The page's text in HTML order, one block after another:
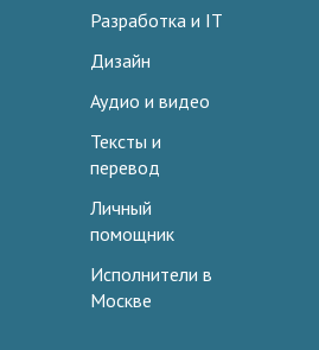
Разработка и IT
Дизайн
Аудио и видео
Тексты и
перевод
Личный
помощник
Исполнители в
Москве